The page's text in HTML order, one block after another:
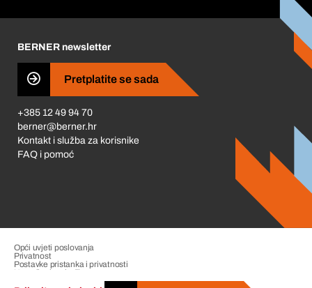
Business Conduct
BERNER newsletter
Pretplatite se sada
+385 12 49 94 70
berner@berner.hr
Kontakt i služba za korisnike
FAQ i pomoć
Opći uvjeti poslovanja
Privatnost
Postavke pristanka i privatnosti
Upravljanje pritužbama